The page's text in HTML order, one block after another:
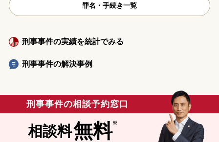
罪名・手続き一覧
刑事事件の実績を統計でみる
刑事事件の解決事例
刑事事件の相談予約窓口
相談料無料